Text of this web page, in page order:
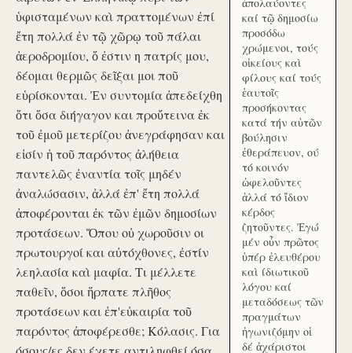
ὑφισταμένων καὶ πραττομένων ἐπί
ἔτη πολλά ἐν τῷ χῶρῳ τοῦ πάλαι
ἀεροδρομίου, ὅ ἐστιν η πατρίς μου,
δέομαι θερμῶς δεῖξαι μοι ποῦ
εὑρίσκονται. Ἐν συντομία ἀπεδείχθη
ὅτι ὅσα διήγαγον και προὔτεινα ἐκ
τοῦ ἐμοῦ μετερίζου ἀνεγράφησαν και
εἰσίν ἡ τοῦ παρόντος ἀλήθεια
παντελῶς ἐναντία τοῖς μηδέν
ἀναλώσασιν, ἀλλά ἐπ' ἔτη πολλά
ἀποφέρονται ἐκ τῶν ἐμῶν δημοσίων
προτάσεων. Ὅπου οὐ χωροῦσιν οι
πρωτουργοί και αὐτόχθονες, ἐστίν
λεηλασία καὶ μαφία. Τι μέλλετε
παθεῖν, ὅσοι ἥρπατε πλῆθος
προτάσεων και ἐπ'εὐκαιρία τοῦ
παρόντος ἀποφέρεσθε; Κόλασις. Για
καί τῷ δημοσίω
προσόδω
χρώμενοι, τούς
οἰκείους καὶ
φίλους καί τούς
ἑαυτοῖς
προσήκοντας
κατά τήν αὑτῶν
βούλησιν
ἐθεράπευον, ού
τό κοινόν
ὠφελοῦντες
ἀλλά τό ἴδιον
κέρδος
ζητοῦντες. Ἐγώ
μέν οὖν πρῶτος
ὑπέρ ἐλευθέρου
καὶ ίδιωτικοῦ
λόγου καί
μεταδόσεως τῶν
πραγμάτων
ἠγωνιζόμην οἱ
δέ ἀχάριστοι